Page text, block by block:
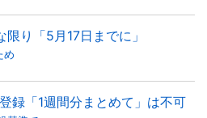
り「5月17日までに」
め
録「1週間分まとめて」は不可